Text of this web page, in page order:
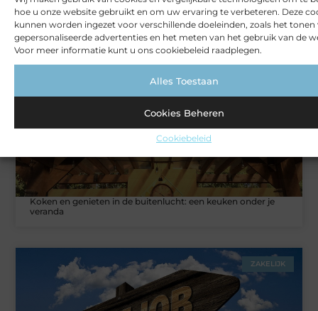
hoe u onze website gebruikt en om uw ervaring te verbeteren. Deze
kunnen worden ingezet voor verschillende doeleinden, zoals het tonen
gepersonaliseerde advertenties en het meten van het gebruik van de
Voor meer informatie kunt u ons cookiebeleid raadplegen.
Alles Toestaan
Cookies Beheren
Cookiebeleid
Rust en vertrouwen op elke locatie
Koken en genieten in de buitenlucht: een keuken onder je
veranda
ZAKELIJK